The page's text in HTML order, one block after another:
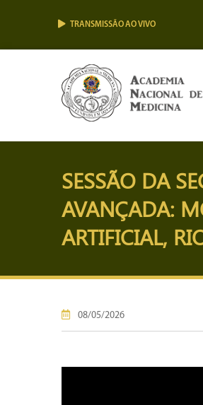
TRANSMISSÃO AO VIVO
SESSÃO DA
AVANÇADA:
ARTIFICIAL,
08/05/2026